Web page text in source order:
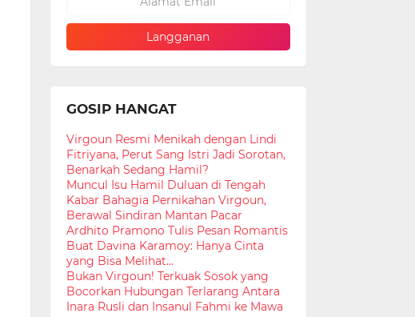
GOSIP HANGAT
Virgoun Resmi Menikah dengan Lindi
Fitriyana, Perut Sang Istri Jadi Sorotan,
Benarkah Sedang Hamil?
Muncul Isu Hamil Duluan di Tengah
Kabar Bahagia Pernikahan Virgoun,
Berawal Sindiran Mantan Pacar
Ardhito Pramono Tulis Pesan Romantis
Buat Davina Karamoy: Hanya Cinta
yang Bisa Melihat...
Bukan Virgoun! Terkuak Sosok yang
Bocorkan Hubungan Terlarang Antara
Inara Rusli dan Insanul Fahmi ke Mawa